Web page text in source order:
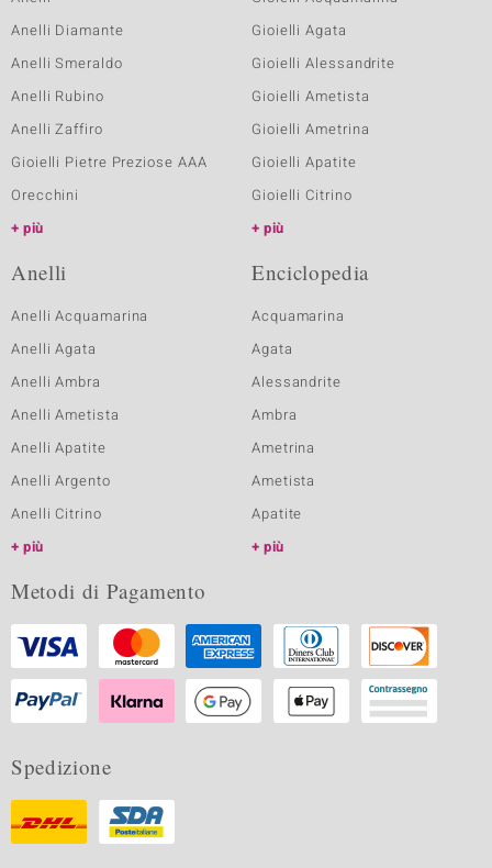
Anelli Diamante
Anelli Smeraldo
Anelli Rubino
Anelli Zaffiro
Gioielli Pietre Preziose AAA
Orecchini
più
Gioielli Agata
Gioielli Alessandrite
Gioielli Ametista
Gioielli Ametrina
Gioielli Apatite
Gioielli Citrino
più
Anelli
Anelli Acquamarina
Anelli Agata
Anelli Ambra
Anelli Ametista
Anelli Apatite
Anelli Argento
Anelli Citrino
più
Enciclopedia
Acquamarina
Agata
Alessandrite
Ambra
Ametrina
Ametista
Apatite
più
Metodi di Pagamento
Spedizione